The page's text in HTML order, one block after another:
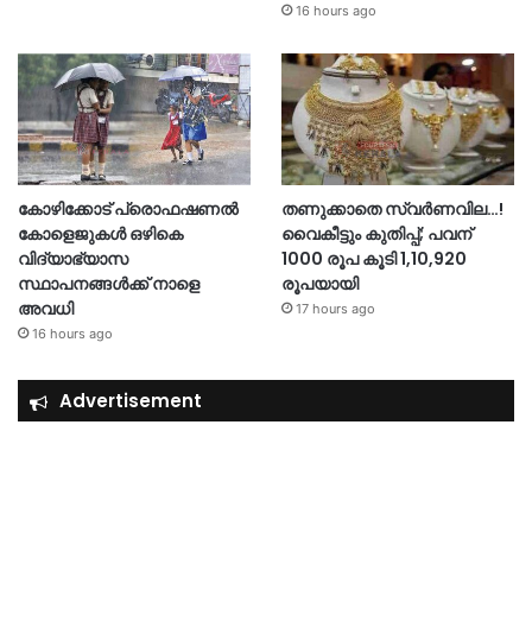
16 hours ago
കോഴിക്കോട് പ്രൊഫഷണൽ
കോളെജുകൾ ഒഴികെ
വിദ്യാഭ്യാസ
സ്ഥാപനങ്ങൾക്ക് നാളെ
അവധി
16 hours ago
തണുക്കാതെ സ്വർണവില…!
വൈകീട്ടും കുതിപ്പ്; പവന്
1000 രൂപ കൂടി 1,10,920
രൂപയായി
17 hours ago
Advertisement